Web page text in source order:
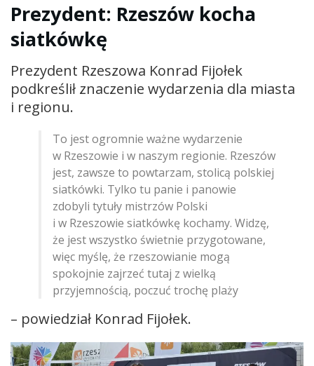
Prezydent: Rzeszów kocha
siatkówkę
Prezydent Rzeszowa Konrad Fijołek
podkreślił znaczenie wydarzenia dla miasta
i regionu.
To jest ogromnie ważne wydarzenie
w Rzeszowie i w naszym regionie. Rzeszów
jest, zawsze to powtarzam, stolicą polskiej
siatkówki. Tylko tu panie i panowie
zdobyli tytuły mistrzów Polski
i w Rzeszowie siatkówkę kochamy. Widzę,
że jest wszystko świetnie przygotowane,
więc myślę, że rzeszowianie mogą
spokojnie zajrzeć tutaj z wielką
przyjemnością, poczuć trochę plaży
– powiedział Konrad Fijołek.